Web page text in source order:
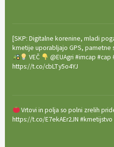
[SKP: Digitalne korenine, mladi
kmetije uporabljajo GPS, pametne
VEČ
@EUAgri #imcap
https://t.co/cbLTy5o4YJ
Vrtovi in polja so polni zrelih
https://t.co/E7ekAEr2JN